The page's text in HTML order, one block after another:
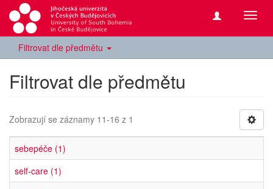
Filtrovat dle předmětu
Filtrovat dle předmětu
Zobrazují se záznamy 11-16 z 1
sebepéče (1)
self-care (1)